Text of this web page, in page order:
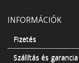
INFORMÁCIÓK
Fizetés
Szállítás és garancia